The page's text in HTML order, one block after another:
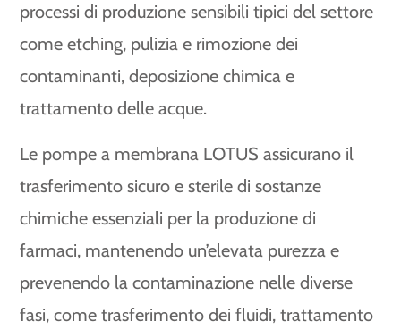
processi di produzione sensibili tipici del settore
come etching, pulizia e rimozione dei
contaminanti, deposizione chimica e
trattamento delle acque.
Le pompe a membrana LOTUS assicurano il
trasferimento sicuro e sterile di sostanze
chimiche essenziali per la produzione di
farmaci, mantenendo un’elevata purezza e
prevenendo la contaminazione nelle diverse
fasi, come trasferimento dei fluidi, trattamento